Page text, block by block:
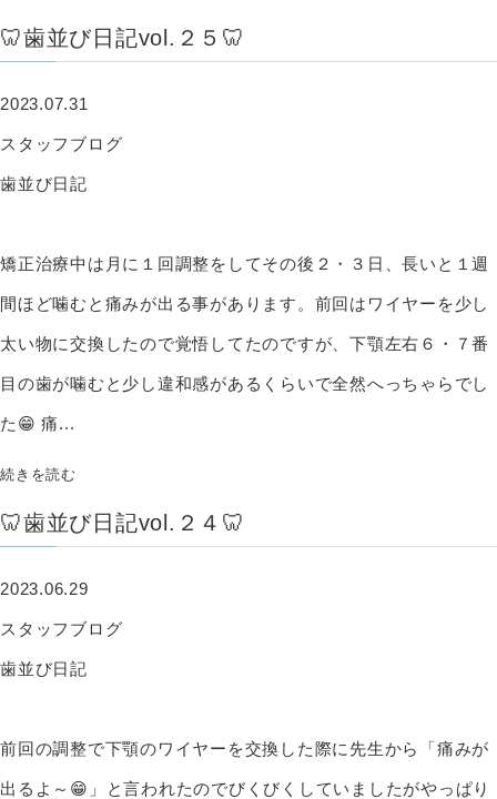
🦷歯並び日記vol.２５🦷
2023.07.31
スタッフブログ
歯並び日記
矯正治療中は月に１回調整をしてその後２・３日、長いと１週
間ほど噛むと痛みが出る事があります。前回はワイヤーを少し
太い物に交換したので覚悟してたのですが、下顎左右６・７番
目の歯が噛むと少し違和感があるくらいで全然へっちゃらでし
た😁 痛...
続きを読む
🦷歯並び日記vol.２４🦷
2023.06.29
スタッフブログ
歯並び日記
前回の調整で下顎のワイヤーを交換した際に先生から「痛みが
出るよ～😁」と言われたのでびくびくしていましたがやっぱり